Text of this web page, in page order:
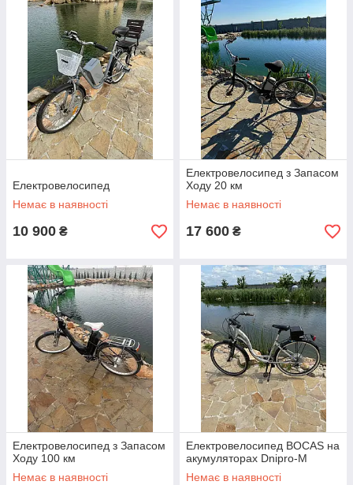
Електровелосипед
Немає в наявності
10 900 ₴
Електровелосипед з Запасом
Ходу 20 км
Немає в наявності
17 600 ₴
Електровелосипед з Запасом
Ходу 100 км
Немає в наявності
Електровелосипед BOCAS на
акумуляторах Dnipro-M
Немає в наявності